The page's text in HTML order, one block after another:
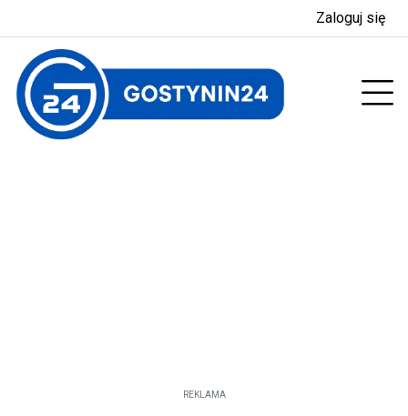
Zaloguj się
REKLAMA